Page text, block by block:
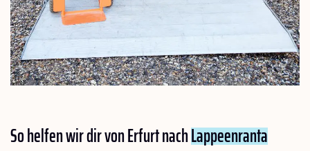
So helfen wir dir von Erfurt nachLappeenranta